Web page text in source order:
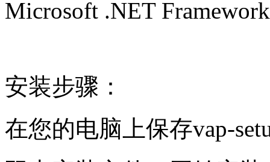
Microsoft .NET
安装步骤：
在您的电脑上保存vap-